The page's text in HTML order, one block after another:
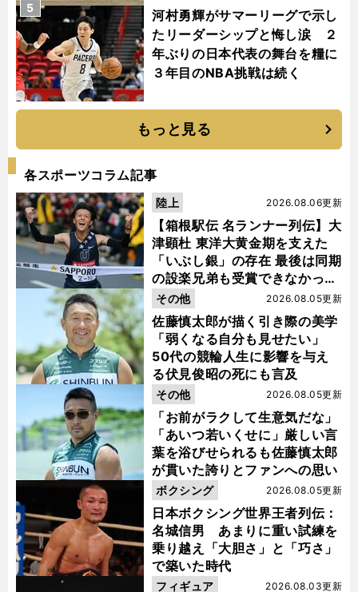
河村勇輝がサマーリーグで示し
たリーダーシップと悔し涙 ２
年ぶりの日本代表の舞台を糧に
３年目のNBA挑戦は続く
5
もっと見る
各スポーツコラム記事
【箱根駅伝 名ランナー列伝】大
津顕杜 東洋大黄金期を支えた
「いぶし銀」の存在 最後は同期
の設楽兄弟も受賞できなかった
金栗杯に輝く
2026.08.06更新
陸上
佐藤慎太郎が描く引き際の美学
「弱くなる自分も見せたい」
50代の競輪人生に影響を与え
る伏見俊昭の死にも言及
2026.08.05更新
その他
「お前がラクして生意気だな」
「あいつ若いくせに」厳しい言
葉を浴びせられるも佐藤慎太郎
が貫いた誇りとファンへの思い
2026.08.05更新
その他
日本ボクシング世界王者列伝：
名城信男 あまりに重い試練を
乗り越え「大胆さ」と「巧さ」
で築いた時代
2026.08.05更新
ボクシング
2026.08.03更新
フィギュア